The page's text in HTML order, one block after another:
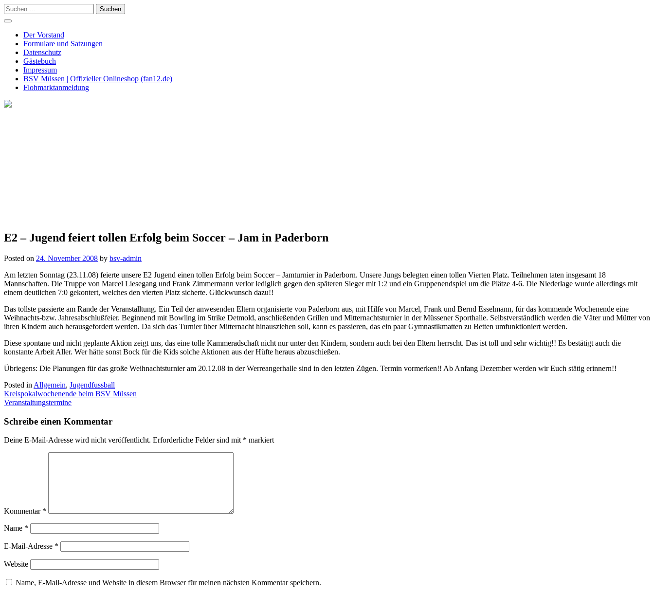
Skip
to
content
Suchen
nach:
Der Vorstand
Formulare und Satzungen
Datenschutz
Gästebuch
Impressum
BSV Müssen | Offizieller Onlineshop (fan12.de)
Flohmarktanmeldung
E2 – Jugend feiert tollen Erfolg beim Soccer – Jam in Paderborn
Posted on 24. November 2008 by bsv-admin
Am letzten Sonntag (23.11.08) feierte unsere E2 Jugend einen tollen Erfolg beim Soccer – Jamturnier in Paderborn. Unsere Jungs belegten einen tollen Vierten Platz. Teilnehmen taten insgesamt 18
Mannschaften. Die Truppe von Marcel Liesegang und Frank Zimmermann verlor lediglich gegen den späteren Sieger mit 1:2 und ein Gruppenendspiel um die Plätze 4-6. Die Niederlage wurde allerdings mit
einem deutlichen 7:0 gekontert, welches den vierten Platz sicherte. Glückwunsch dazu!!
Das tollste passierte am Rande der Veranstalltung. Ein Teil der anwesenden Eltern organisierte von Paderborn aus, mit Hilfe von Marcel, Frank und Bernd Esselmann, für das kommende Wochenende eine
Weihnachts-bzw. Jahresabschlußfeier. Beginnend mit Bowling im Strike Detmold, anschließenden Grillen und Mitternachtsturnier in der Müssener Sporthalle. Selbstverständlich werden die Väter und Mütter von
ihren Kindern auch herausgefordert werden. Da sich das Turnier über Mitternacht hinausziehen soll, kann es passieren, das ein paar Gymnastikmatten zu Betten umfunktioniert werden.
Diese spontane und nicht geplante Aktion zeigt uns, das eine tolle Kammeradschaft nicht nur unter den Kindern, sondern auch bei den Eltern herrscht. Das ist toll und sehr wichtig!! Es bestätigt auch die
konstante Arbeit Aller. Wer hätte sonst Bock für die Kids solche Aktionen aus der Hüfte heraus abzuschießen.
Übriegens: Die Planungen für das große Weihnachtsturnier am 20.12.08 in der Werreangerhalle sind in den letzten Zügen. Termin vormerken!! Ab Anfang Dezember werden wir Euch stätig erinnern!!
Posted in Allgemein, Jugendfussball
Beitragsnavigation
Kreispokalwochenende beim BSV Müssen
Veranstaltungstermine
Schreibe einen Kommentar
Deine E-Mail-Adresse wird nicht veröffentlicht. Erforderliche Felder sind mit * markiert
Kommentar *
Name *
E-Mail-Adresse *
Website
Name, E-Mail-Adresse und Website in diesem Browser für meinen nächsten Kommentar speichern.